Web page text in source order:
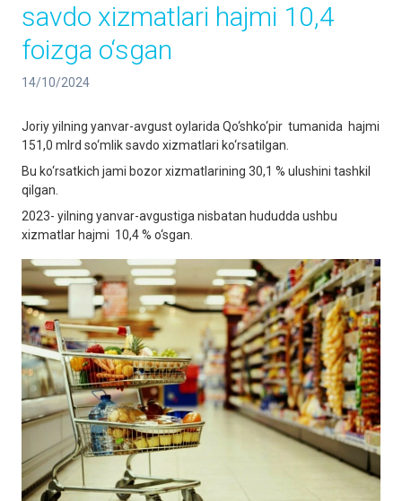
savdo xizmatlari hajmi 10,4
foizga o‘sgan
14/10/2024
Joriy yilning yanvar-avgust oylarida Qo‘shko‘pir tumanida hajmi
151,0 mlrd so‘mlik savdo xizmatlari ko‘rsatilgan.
Bu ko‘rsatkich jami bozor xizmatlarining 30,1 % ulushini tashkil
qilgan.
2023- yilning yanvar-avgustiga nisbatan hududda ushbu
xizmatlar hajmi 10,4 % o‘sgan.